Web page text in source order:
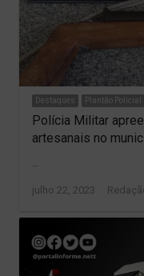
Destaques Plantão Policial
Polícia Militar
artesanais no
julho 22, 2023 Author